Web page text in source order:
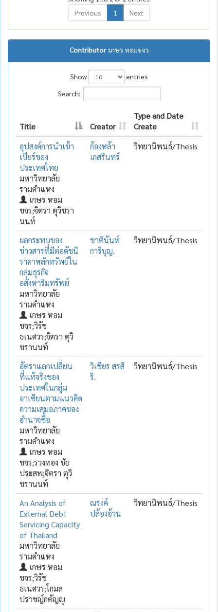
Previous
1 Next
Contributor :เกษร หอมขจร
Show
entries
Search:
Title Creator
Type and Date
Create
อุปสงค์การนำเข้า
เบียร์ของ
ประเทศไทย
มหาวิทยาลัย
รามคำแหง
เกษร หอม
ขจร;จิตรา ตุวิชรา
นนท์
ก้องหล้า
เกสรินทร์
วิทยานิพนธ์/Thesis
ผลกระทบของ
ข่าวสารที่มีต่อดัชนี
ราคาหลักทรัพย์ใน
กลุ่มธุรกิจ
อสังหาริมทรัพย์
มหาวิทยาลัย
รามคำแหง
เกษร หอม
ขจร;วิรัช
ธเนศวร;จิตรา ตุวิ
ชรานนท์
ชาตินันท์
การีบุญ.
วิทยานิพนธ์/Thesis
อัตราแลกเปลี่ยน
ที่แท้จริงของ
ประเทศในกลุ่ม
อาเซียนตามแนวคิด
ความเสมอภาคของ
อำนาจซื้อ
มหาวิทยาลัย
รามคำแหง
เกษร หอม
ขจร;รวงทอง ชัย
ประสพ;จิตรา ตุวิ
ชรานนท์
วิเชียร สรสิ
ริ.
วิทยานิพนธ์/Thesis
An Analysis of
External Debt
Servicing Capacity
of Thailand
มหาวิทยาลัย
รามคำแหง
เกษร หอม
ขจร;วิรัช
ธเนศวร;โกมล
ปราชญ์กตัญญู
ณรงค์
ปล้องอ้วน
วิทยานิพนธ์/Thesis